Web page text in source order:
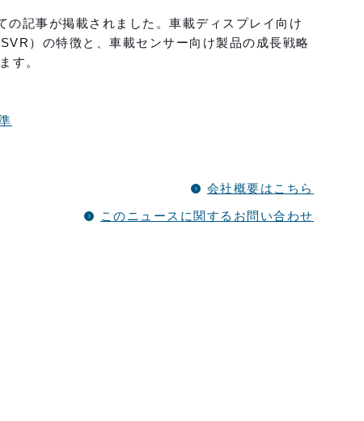
記事が掲載されました。車載ディスプレイ向け
）の特徴と、車載センサー向け製品の成長戦略
す。
会社概要はこちら
このニュースに関するお問い合わせ